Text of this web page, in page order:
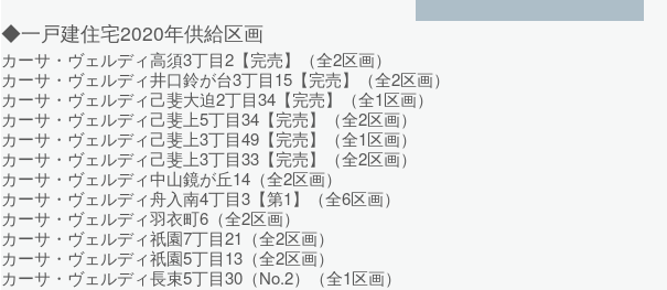
◆一戸建住宅2020年供給区画
カーサ・ヴェルディ高須3丁目2【完売】（全2区画）
カーサ・ヴェルディ井口鈴が台3丁目15【完売】（全2区画）
カーサ・ヴェルディ己斐大迫2丁目34【完売】（全1区画）
カーサ・ヴェルディ己斐上5丁目34【完売】（全2区画）
カーサ・ヴェルディ己斐上3丁目49【完売】（全1区画）
カーサ・ヴェルディ己斐上3丁目33【完売】（全2区画）
カーサ・ヴェルディ中山鏡が丘14（全2区画）
カーサ・ヴェルディ舟入南4丁目3【第1】（全6区画）
カーサ・ヴェルディ羽衣町6（全2区画）
カーサ・ヴェルディ祇園7丁目21（全2区画）
カーサ・ヴェルディ祇園5丁目13（全2区画）
カーサ・ヴェルディ長束5丁目30（No.2）（全1区画）